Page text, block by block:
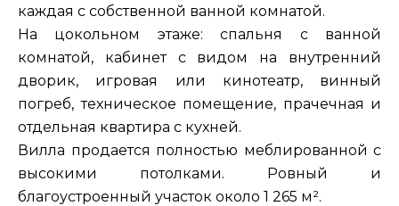
каждая с собственной ванной комнатой.
На цокольном этаже: спальня с ванной
комнатой, кабинет с видом на внутренний
дворик, игровая или кинотеатр, винный
погреб, техническое помещение, прачечная и
отдельная квартира с кухней.
Вилла продается полностью меблированной с
высокими потолками. Ровный и
благоустроенный участок около 1 265 м².